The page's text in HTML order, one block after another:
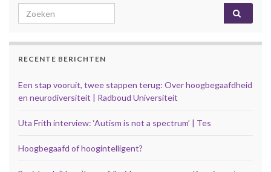
Search for:
RECENTE BERICHTEN
Een stap vooruit, twee stappen terug: Over hoogbegaafdheid
en neurodiversiteit | Radboud Universiteit
Uta Frith interview: ‘Autism is not a spectrum’ | Tes
Hoogbegaafd of hoogintelligent?